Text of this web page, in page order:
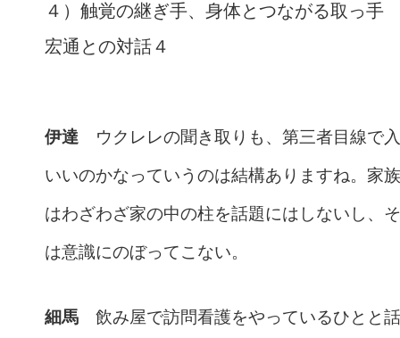
４）触覚の継ぎ手、身体とつながる取っ手
宏通との対話４
伊達 ウクレレの聞き取りも、第三者目線で
いいのかなっていうのは結構ありますね。家
はわざわざ家の中の柱を話題にはしないし、
は意識にのぼってこない。
細馬 飲み屋で訪問看護をやっているひとと